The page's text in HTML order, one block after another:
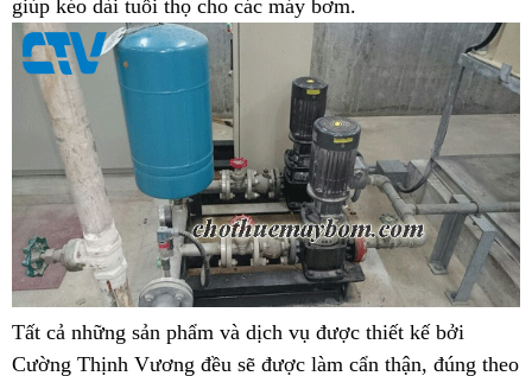
giúp kéo dài tuổi thọ cho các máy bơm.
Tất cả những sản phẩm và dịch vụ được thiết kế bởi
Cường Thịnh Vương đều sẽ được làm cẩn thận, đúng theo